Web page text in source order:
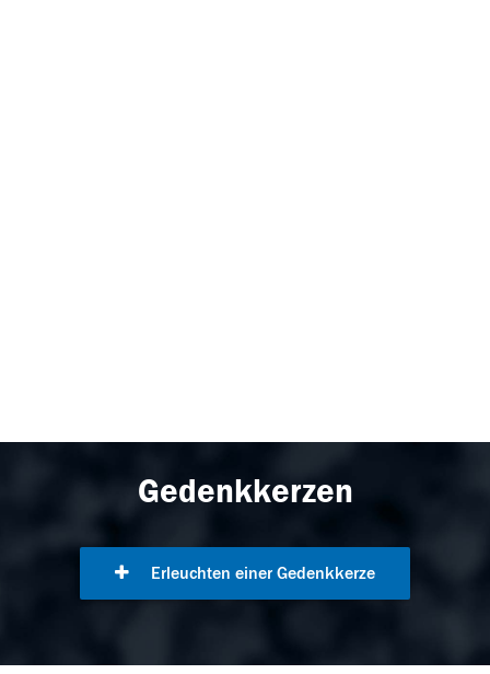
Gedenkkerzen
Erleuchten einer Gedenkkerze